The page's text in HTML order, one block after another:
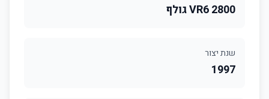
2800 VR6 גולף
שנת יצור
1997